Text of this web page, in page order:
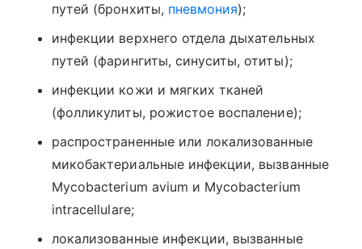
путей (бронхиты, пневмония);
инфекции верхнего отдела дыхательных
путей (фарингиты, синуситы, отиты);
инфекции кожи и мягких тканей
(фолликулиты, рожистое воспаление);
распространенные или локализованные
микобактериальные инфекции, вызванные
Mycobacterium avium и Mycobacterium
intracellulare;
локализованные инфекции, вызванные